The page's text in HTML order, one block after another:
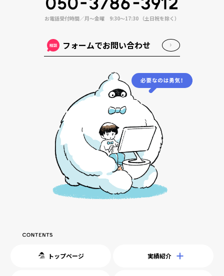
お電話受付時間／月〜金曜 9:30〜17:30 （土日祝を除く）
フォームでお問い合わせ
トップページ 実績紹介